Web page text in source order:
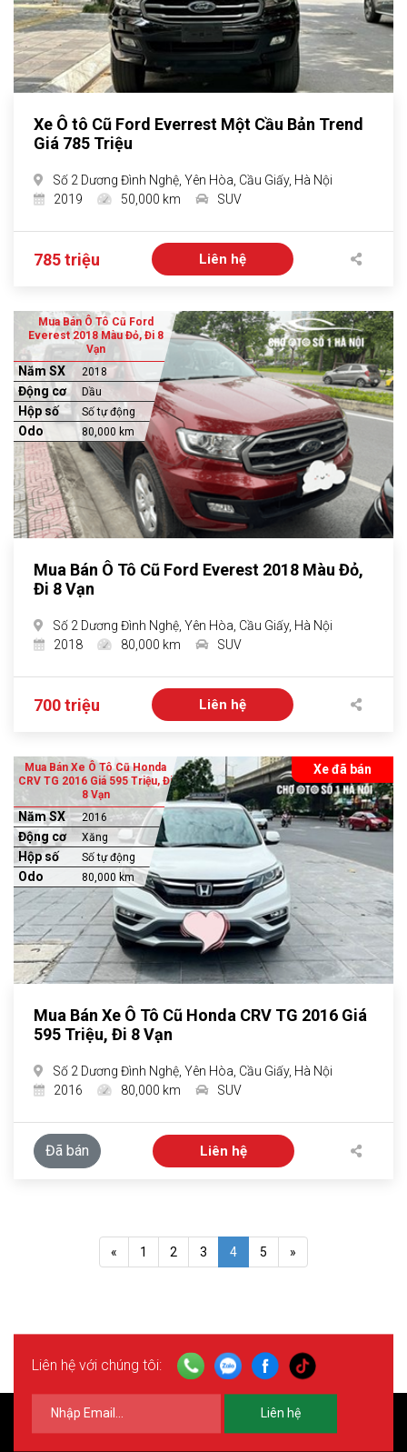
Xe Ô tô Cũ Ford Everrest Một Cầu Bản Trend
Giá 785 Triệu
Số 2 Dương Đình Nghệ, Yên Hòa, Cầu Giấy, Hà Nội
2019
50,000 km SUV
785 triệu Liên hệ
Mua Bán Ô Tô Cũ Ford
Everest 2018 Màu Đỏ, Đi 8
Vạn
Năm SX 2018
Động cơ Dầu
Hộp số Số tự động
Odo 80,000 km
Mua Bán Ô Tô Cũ Ford Everest 2018 Màu Đỏ,
Đi 8 Vạn
Số 2 Dương Đình Nghệ, Yên Hòa, Cầu Giấy, Hà Nội
2018
80,000 km SUV
700 triệu Liên hệ
Xe đã bán
Mua Bán Xe Ô Tô Cũ Honda
CRV TG 2016 Giá 595 Triệu, Đi
8 Vạn
Năm SX 2016
Động cơ Xăng
Hộp số Số tự động
Odo 80,000 km
Mua Bán Xe Ô Tô Cũ Honda CRV TG 2016 Giá
595 Triệu, Đi 8 Vạn
Số 2 Dương Đình Nghệ, Yên Hòa, Cầu Giấy, Hà Nội
2016
80,000 km SUV
Đã bán Liên hệ
« 1 2 3 4 5 »
Liên hệ với chúng tôi:
Liên hệ